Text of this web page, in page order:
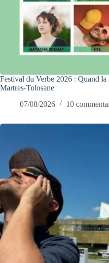
Festival du Verbe 2026 : Quand la
Martres-Tolosane
07/08/2026
10